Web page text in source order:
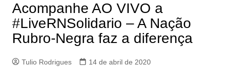
Acompanhe AO VIVO a
#LiveRNSolidario – A Nação
Rubro-Negra faz a diferença
Tulio Rodrigues
14 de abril de 2020